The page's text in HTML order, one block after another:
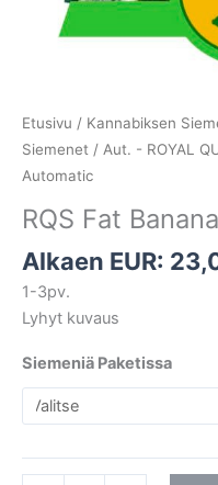
Etusivu / Kannabiksen
Siemenet / Aut. - ROYAL
Automatic
RQS Fat
Alkaen EUR:
1-3pv.
Lyhyt kuvaus
Siemeniä Paketissa